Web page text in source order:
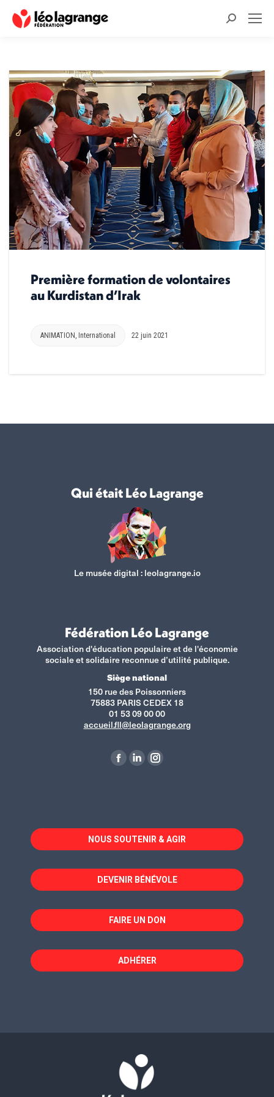
Recherche
Première formation de volontaires
au Kurdistan d’Irak
ANIMATION, International 22 juin 2021
Qui était Léo Lagrange
Le musée digital :leolagrange.io
Fédération Léo Lagrange
Association d'éducation populaire et de l'économie
sociale et solidaire reconnue d’utilité publique.
Siège national
150 rue des Poissonniers
75883 PARIS CEDEX 18
01 53 09 00 00
accueil.fll@leolagrange.org
La
dans
une
fenêtre
La
dans
une
fenêtre
La
dans
une
fenêtre
NOUS SOUTENIR & AGIR
DEVENIR BÉNÉVOLE
FAIRE UN DON
ADHÉRER